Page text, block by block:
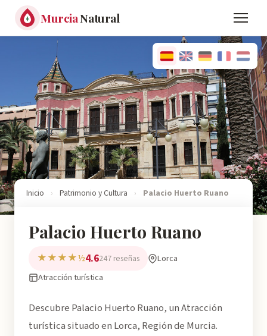
MurciaNatural
Inicio › Patrimonio y Cultura › Palacio Huerto Ruano
Palacio Huerto Ruano
★★★★½4.6247 reseñas
Lorca
Atracción turística
Descubre Palacio Huerto Ruano, un Atracción
turística situado en Lorca, Región de Murcia.